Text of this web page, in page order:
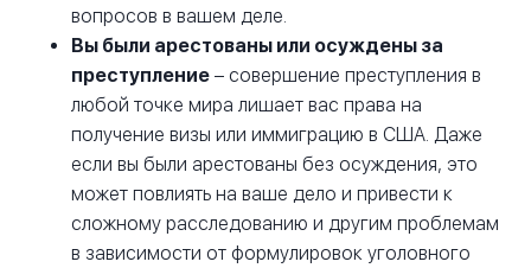
вопросов в вашем деле.
Вы были арестованы или осуждены за
преступление – совершение преступления в
любой точке мира лишает вас права на
получение визы или иммиграцию в США. Даже
если вы были арестованы без осуждения, это
может повлиять на ваше дело и привести к
сложному расследованию и другим проблемам
в зависимости от формулировок уголовного